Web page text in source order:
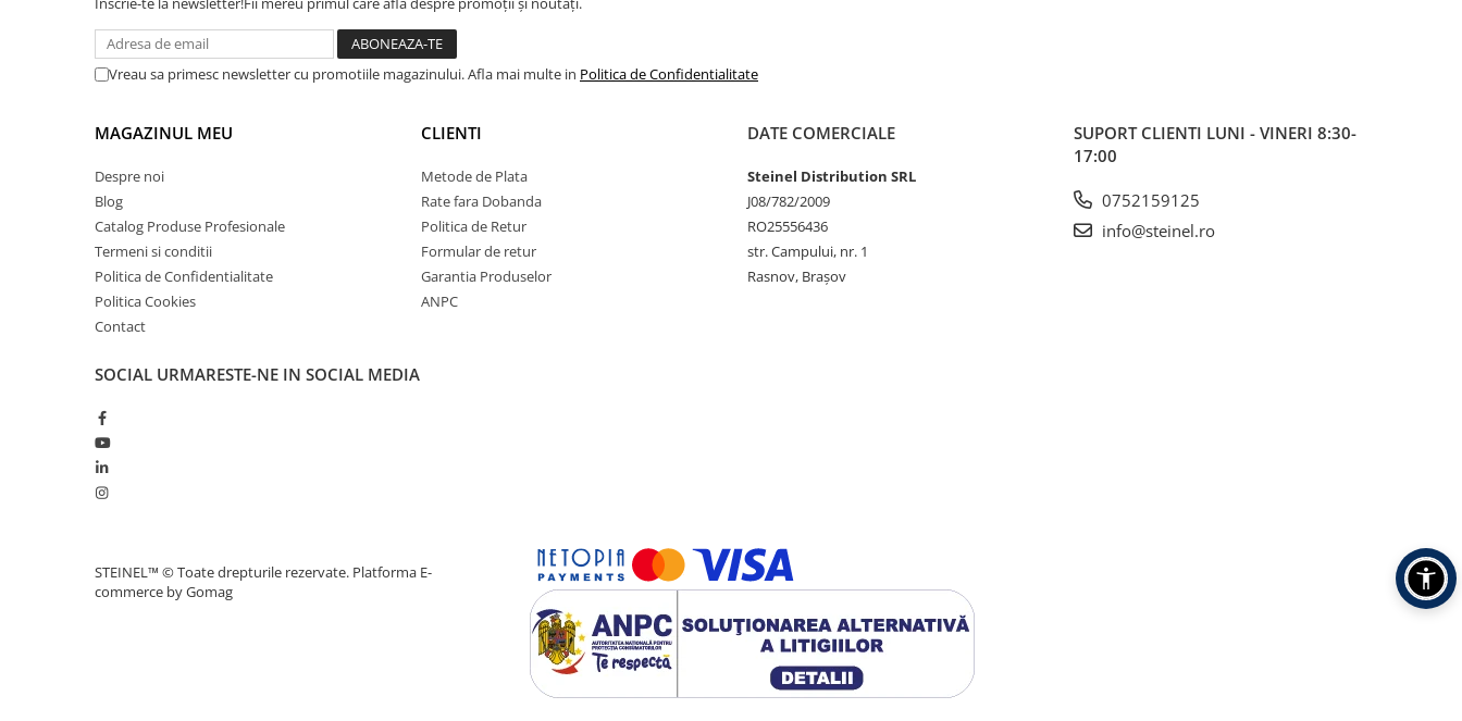
Vreau sa primesc newsletter cu promotiile magazinului. Afla mai multe in Politica de Confidentialitate
MAGAZINUL MEU
Despre noi
Blog
Catalog Produse Profesionale
Termeni si conditii
Politica de Confidentialitate
Politica Cookies
Contact
CLIENTI
Metode de Plata
Rate fara Dobanda
Politica de Retur
Formular de retur
Garantia Produselor
ANPC
DATE COMERCIALE
Steinel Distribution SRL
J08/782/2009
RO25556436
str. Campului, nr. 1
Rasnov, Brașov
SUPORT CLIENTI LUNI - VINERI 8:30-
17:00
0752159125
info@steinel.ro
SOCIAL URMARESTE-NE IN SOCIAL MEDIA
STEINEL™ © Toate drepturile rezervate. Platforma E-
commerce by Gomag